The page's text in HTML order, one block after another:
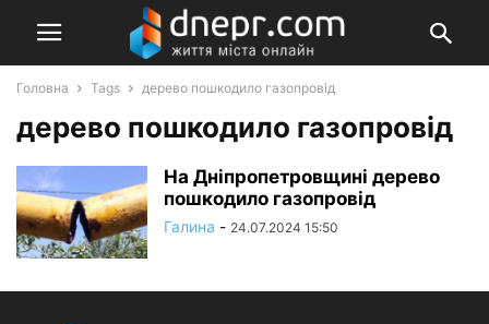
Головна Tags дерево пошкодило газопровід
дерево пошкодило газопровід
На Дніпропетровщині дерево
пошкодило газопровід
Галина - 24.07.2024 15:50